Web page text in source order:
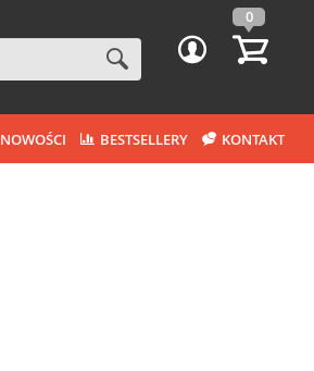
0
NOWOŚCI BESTSELLERY KONTAKT